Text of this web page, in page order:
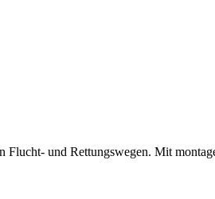
und Rettungswegen. Mit